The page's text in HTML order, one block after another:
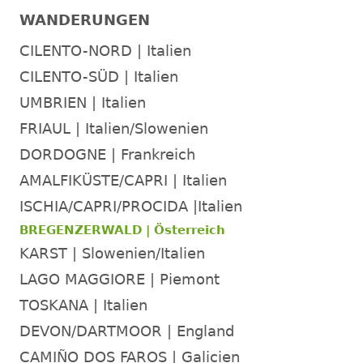
-
Ab
2023-
01
-
-
N
Ab
2024-
18
-
-
M
Ab
2024-
10.2cm,
7.5cm,
8.4mm
WANDERUNGEN
CILENTO-NORD | Italien
CILENTO-SÜD | Italien
UMBRIEN | Italien
FRIAUL | Italien/Slowenien
DORDOGNE | Frankreich
AMALFIKÜSTE/CAPRI | Italien
ISCHIA/CAPRI/PROCIDA |Italien
BREGENZERWALD | Österreich
KARST | Slowenien/Italien
LAGO MAGGIORE | Piemont
TOSKANA | Italien
DEVON/DARTMOOR | England
CAMIÑO DOS FAROS | Galicien